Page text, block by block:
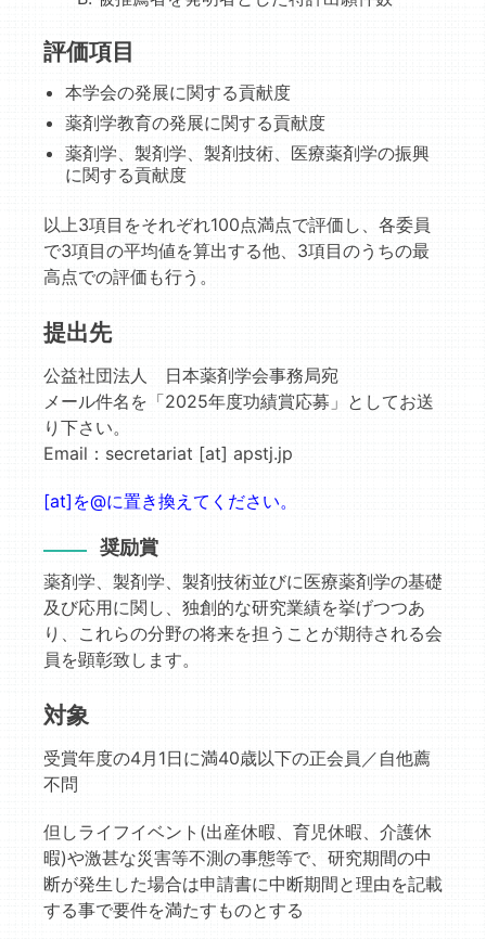
評価項目
本学会の発展に関する貢献度
薬剤学教育の発展に関する貢献度
薬剤学、製剤学、製剤技術、医療薬剤学の振興
に関する貢献度
以上3項目をそれぞれ100点満点で評価し、各委員
で3項目の平均値を算出する他、3項目のうちの最
高点での評価も行う。
提出先
公益社団法人 日本薬剤学会事務局宛
メール件名を「2025年度功績賞応募」としてお送
り下さい。
Email：secretariat [at] apstj.jp
[at]を@に置き換えてください。
奨励賞
薬剤学、製剤学、製剤技術並びに医療薬剤学の基礎
及び応用に関し、独創的な研究業績を挙げつつあ
り、これらの分野の将来を担うことが期待される会
員を顕彰致します。
対象
受賞年度の4月1日に満40歳以下の正会員／自他薦
不問
但しライフイベント(出産休暇、育児休暇、介護休
暇)や激甚な災害等不測の事態等で、研究期間の中
断が発生した場合は申請書に中断期間と理由を記載
する事で要件を満たすものとする